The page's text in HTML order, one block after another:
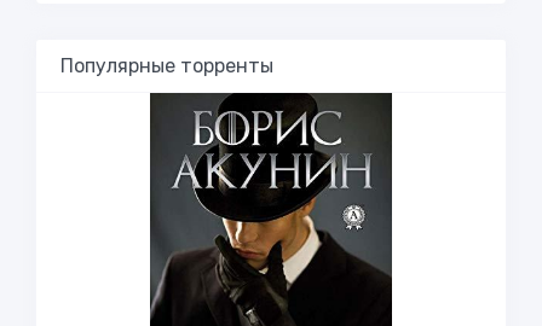
Популярные торренты